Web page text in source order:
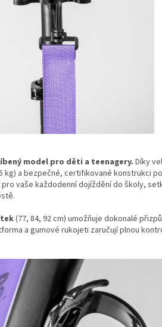
model pro děti a teenagery.Díky
kg) a bezpečné, certifikované konstrukci
vaše každodenní dojíždění do školy,
(77, 84, 92 cm) umožňuje dokonalé
a gumové rukojeti zaručují plnou